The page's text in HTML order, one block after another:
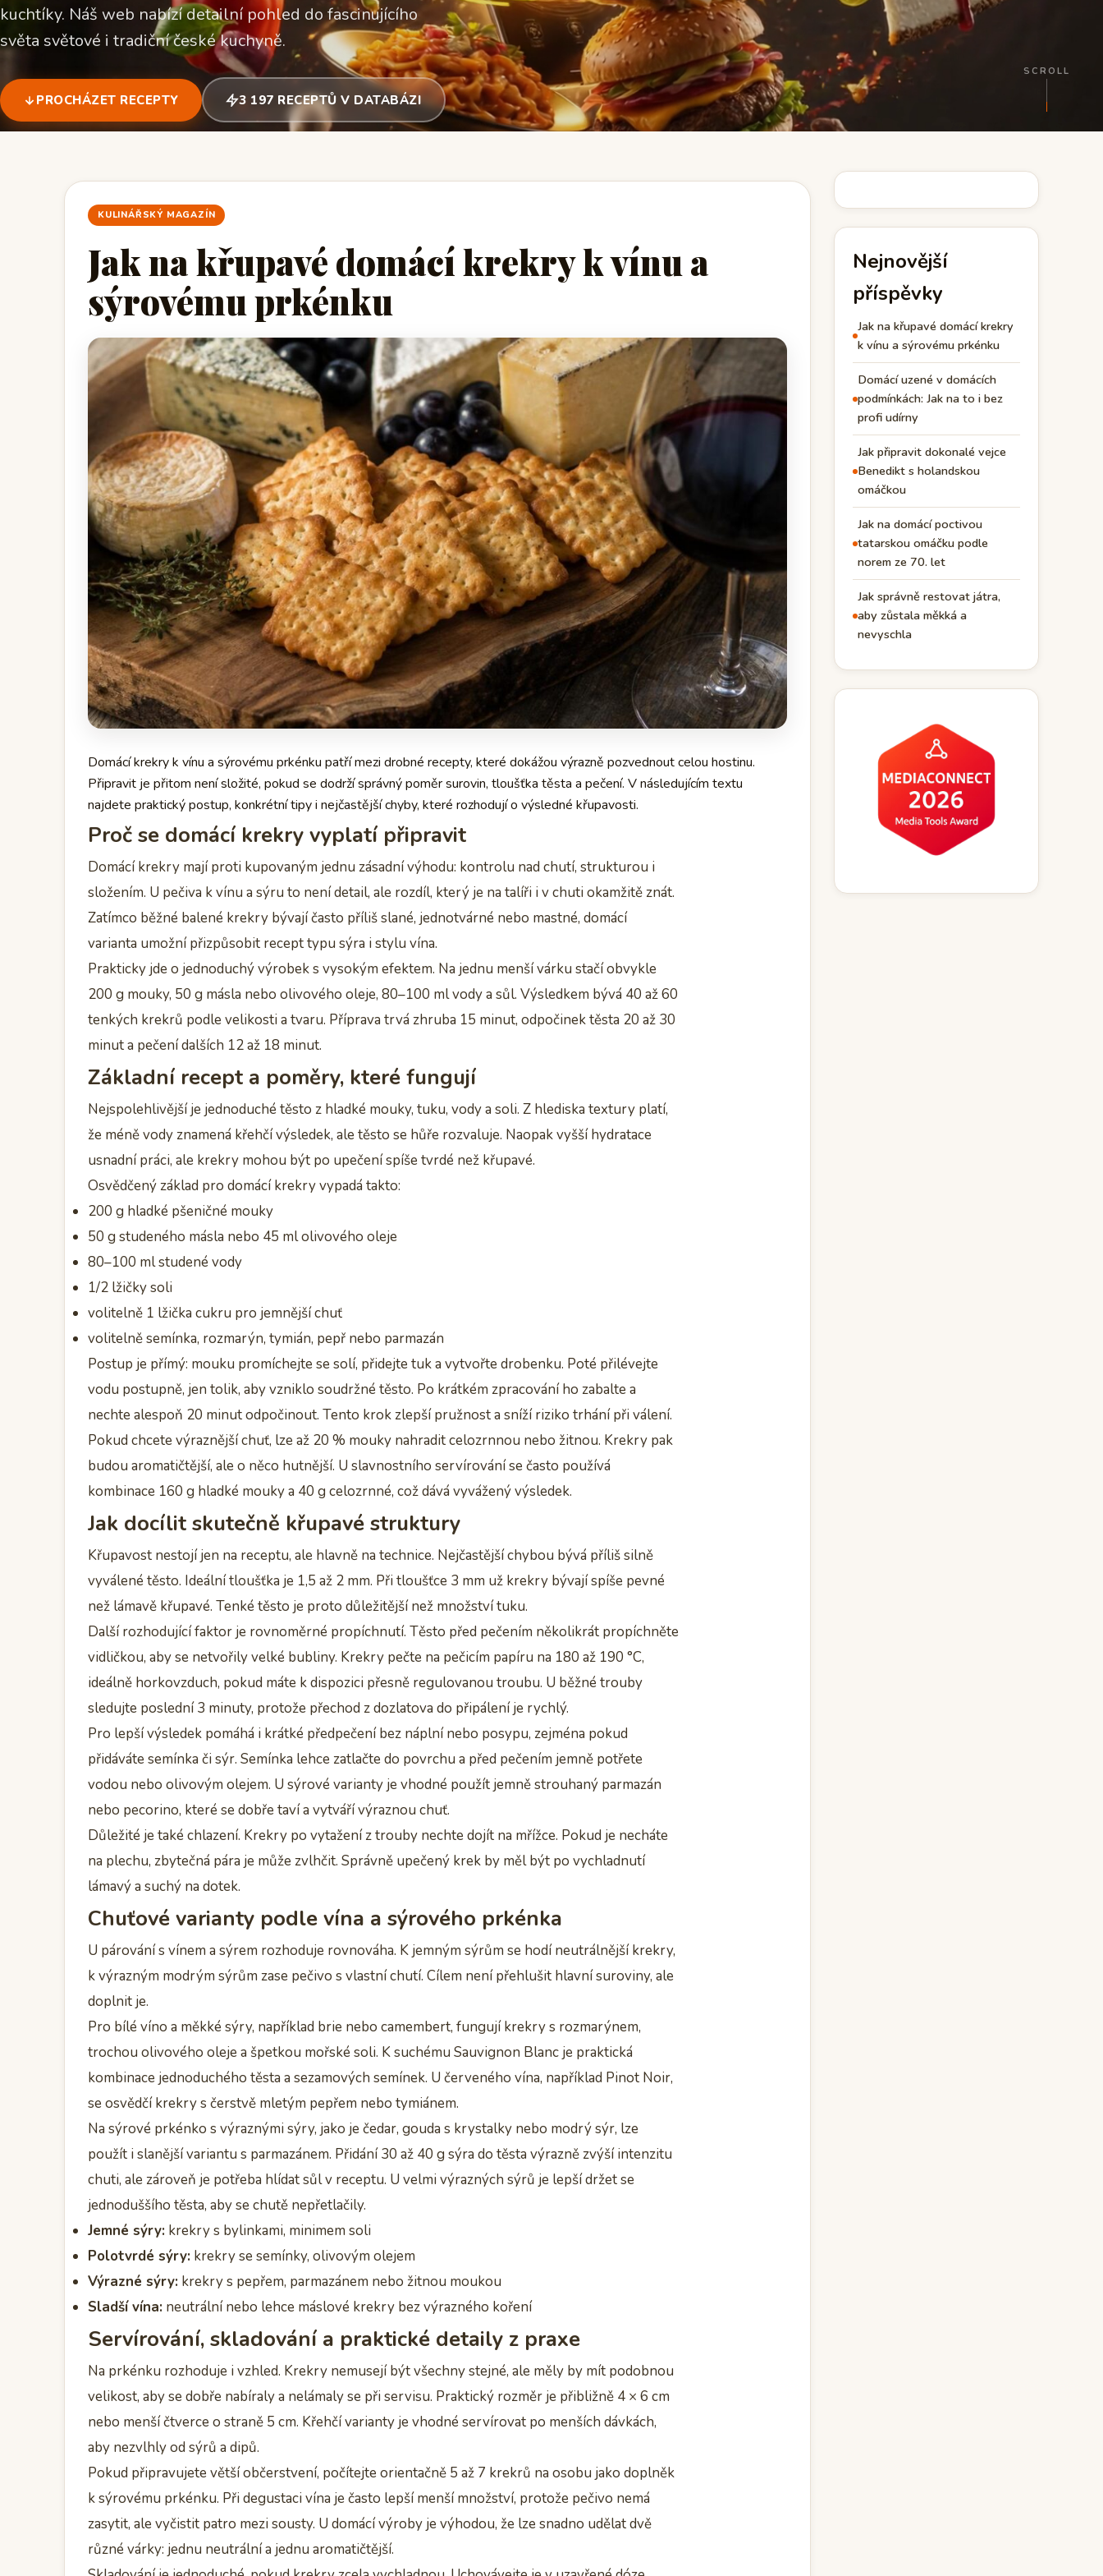
kuchtíky. Náš web nabízí detailní pohled do fascinujícího
světa světové i tradiční české kuchyně.
PROCHÁZET RECEPTY 3 197 RECEPTŮ V DATABÁZI
SCROLL
KULINÁŘSKÝ MAGAZÍN
Jak na křupavé domácí krekry k vínu a
sýrovému prkénku
Domácí krekry k vínu a sýrovému prkénku patří mezi drobné recepty, které dokážou výrazně pozvednout celou hostinu.
Připravit je přitom není složité, pokud se dodrží správný poměr surovin, tloušťka těsta a pečení. V následujícím textu
najdete praktický postup, konkrétní tipy i nejčastější chyby, které rozhodují o výsledné křupavosti.
Proč se domácí krekry vyplatí připravit
Domácí krekry mají proti kupovaným jednu zásadní výhodu: kontrolu nad chutí, strukturou i
složením. U pečiva k vínu a sýru to není detail, ale rozdíl, který je na talíři i v chuti okamžitě znát.
Zatímco běžné balené krekry bývají často příliš slané, jednotvárné nebo mastné, domácí
varianta umožní přizpůsobit recept typu sýra i stylu vína.
Prakticky jde o jednoduchý výrobek s vysokým efektem. Na jednu menší várku stačí obvykle
200 g mouky, 50 g másla nebo olivového oleje, 80–100 ml vody a sůl. Výsledkem bývá 40 až 60
tenkých krekrů podle velikosti a tvaru. Příprava trvá zhruba 15 minut, odpočinek těsta 20 až 30
minut a pečení dalších 12 až 18 minut.
Základní recept a poměry, které fungují
Nejspolehlivější je jednoduché těsto z hladké mouky, tuku, vody a soli. Z hlediska textury platí,
že méně vody znamená křehčí výsledek, ale těsto se hůře rozvaluje. Naopak vyšší hydratace
usnadní práci, ale krekry mohou být po upečení spíše tvrdé než křupavé.
Osvědčený základ pro domácí krekry vypadá takto:
200 g hladké pšeničné mouky
50 g studeného másla nebo 45 ml olivového oleje
80–100 ml studené vody
1/2 lžičky soli
volitelně 1 lžička cukru pro jemnější chuť
volitelně semínka, rozmarýn, tymián, pepř nebo parmazán
Postup je přímý: mouku promíchejte se solí, přidejte tuk a vytvořte drobenku. Poté přilévejte
vodu postupně, jen tolik, aby vzniklo soudržné těsto. Po krátkém zpracování ho zabalte a
nechte alespoň 20 minut odpočinout. Tento krok zlepší pružnost a sníží riziko trhání při válení.
Pokud chcete výraznější chuť, lze až 20 % mouky nahradit celozrnnou nebo žitnou. Krekry pak
budou aromatičtější, ale o něco hutnější. U slavnostního servírování se často používá
kombinace 160 g hladké mouky a 40 g celozrnné, což dává vyvážený výsledek.
Jak docílit skutečně křupavé struktury
Křupavost nestojí jen na receptu, ale hlavně na technice. Nejčastější chybou bývá příliš silně
vyválené těsto. Ideální tloušťka je 1,5 až 2 mm. Při tloušťce 3 mm už krekry bývají spíše pevné
než lámavě křupavé. Tenké těsto je proto důležitější než množství tuku.
Další rozhodující faktor je rovnoměrné propíchnutí. Těsto před pečením několikrát propíchněte
vidličkou, aby se netvořily velké bubliny. Krekry pečte na pečicím papíru na 180 až 190 °C,
ideálně horkovzduch, pokud máte k dispozici přesně regulovanou troubu. U běžné trouby
sledujte poslední 3 minuty, protože přechod z dozlatova do připálení je rychlý.
Pro lepší výsledek pomáhá i krátké předpečení bez náplní nebo posypu, zejména pokud
přidáváte semínka či sýr. Semínka lehce zatlačte do povrchu a před pečením jemně potřete
vodou nebo olivovým olejem. U sýrové varianty je vhodné použít jemně strouhaný parmazán
nebo pecorino, které se dobře taví a vytváří výraznou chuť.
Důležité je také chlazení. Krekry po vytažení z trouby nechte dojít na mřížce. Pokud je necháte
na plechu, zbytečná pára je může zvlhčit. Správně upečený krek by měl být po vychladnutí
lámavý a suchý na dotek.
Chuťové varianty podle vína a sýrového prkénka
U párování s vínem a sýrem rozhoduje rovnováha. K jemným sýrům se hodí neutrálnější krekry,
k výrazným modrým sýrům zase pečivo s vlastní chutí. Cílem není přehlušit hlavní suroviny, ale
doplnit je.
Pro bílé víno a měkké sýry, například brie nebo camembert, fungují krekry s rozmarýnem,
trochou olivového oleje a špetkou mořské soli. K suchému Sauvignon Blanc je praktická
kombinace jednoduchého těsta a sezamových semínek. U červeného vína, například Pinot Noir,
se osvědčí krekry s čerstvě mletým pepřem nebo tymiánem.
Na sýrové prkénko s výraznými sýry, jako je čedar, gouda s krystalky nebo modrý sýr, lze
použít i slanější variantu s parmazánem. Přidání 30 až 40 g sýra do těsta výrazně zvýší intenzitu
chuti, ale zároveň je potřeba hlídat sůl v receptu. U velmi výrazných sýrů je lepší držet se
jednoduššího těsta, aby se chutě nepřetlačily.
Jemné sýry: krekry s bylinkami, minimem soli
Polotvrdé sýry: krekry se semínky, olivovým olejem
Výrazné sýry: krekry s pepřem, parmazánem nebo žitnou moukou
Sladší vína: neutrální nebo lehce máslové krekry bez výrazného koření
Servírování, skladování a praktické detaily z praxe
Na prkénku rozhoduje i vzhled. Krekry nemusejí být všechny stejné, ale měly by mít podobnou
velikost, aby se dobře nabíraly a nelámaly se při servisu. Praktický rozměr je přibližně 4 × 6 cm
nebo menší čtverce o straně 5 cm. Křehčí varianty je vhodné servírovat po menších dávkách,
aby nezvlhly od sýrů a dipů.
Pokud připravujete větší občerstvení, počítejte orientačně 5 až 7 krekrů na osobu jako doplněk
k sýrovému prkénku. Při degustaci vína je často lepší menší množství, protože pečivo nemá
zasytit, ale vyčistit patro mezi sousty. U domácí výroby je výhodou, že lze snadno udělat dvě
různé várky: jednu neutrální a jednu aromatičtější.
Nejnovější
příspěvky
Jak na křupavé domácí krekry
k vínu a sýrovému prkénku
Domácí uzené v domácích
podmínkách: Jak na to i bez
profi udírny
Jak připravit dokonalé vejce
Benedikt s holandskou
omáčkou
Jak na domácí poctivou
tatarskou omáčku podle
norem ze 70. let
Jak správně restovat játra,
aby zůstala měkká a
nevyschla